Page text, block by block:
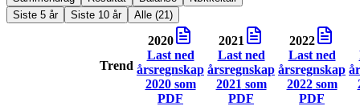
Siste 5 år
Siste 10 år Alle (21)
Trend
2020
Last ned
årsregnskap
2020som
PDF
2021
Last ned
årsregnskap
2021 som
PDF
2022
Last ned
årsregnskap
2022som
PDF